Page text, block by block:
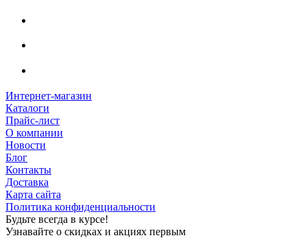
Интернет-магазин
Каталоги
Прайс-лист
О компании
Новости
Блог
Контакты
Доставка
Карта сайта
Политика конфиденциальности
Будьте всегда в курсе!
Узнавайте о скидках и акциях первым